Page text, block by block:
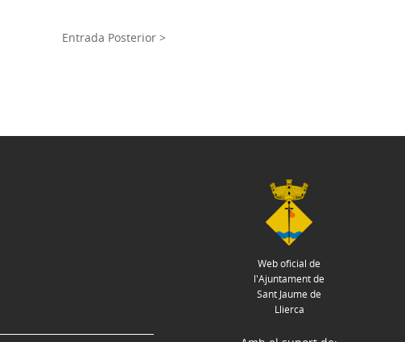
Entrada Posterior >
Web oficial de
l'Ajuntament de
Sant Jaume de
Llierca